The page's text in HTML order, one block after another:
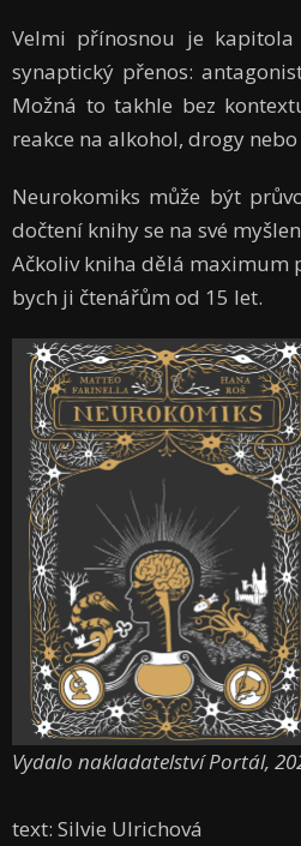
Velmi přínosnou je
synaptický přenos:
Možná to takhle bez
reakce na alkohol, drogy
Neurokomiks může být
dočtení knihy se na své
Ačkoliv kniha dělá maximum
bych ji čtenářům od 15 let.
Vydalo nakladatelství Portál,
text: Silvie Ulrichová